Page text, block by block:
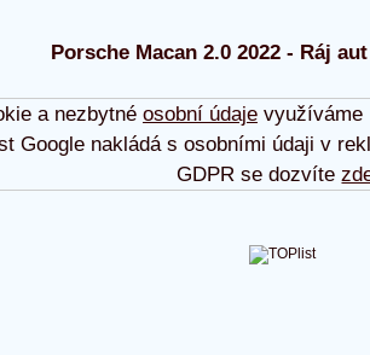
Porsche Macan 2.0 2022 - Ráj
a nezbytné osobní údajevyužíváme
Google nakládá s osobními údaji v
GDPR se dozvíte